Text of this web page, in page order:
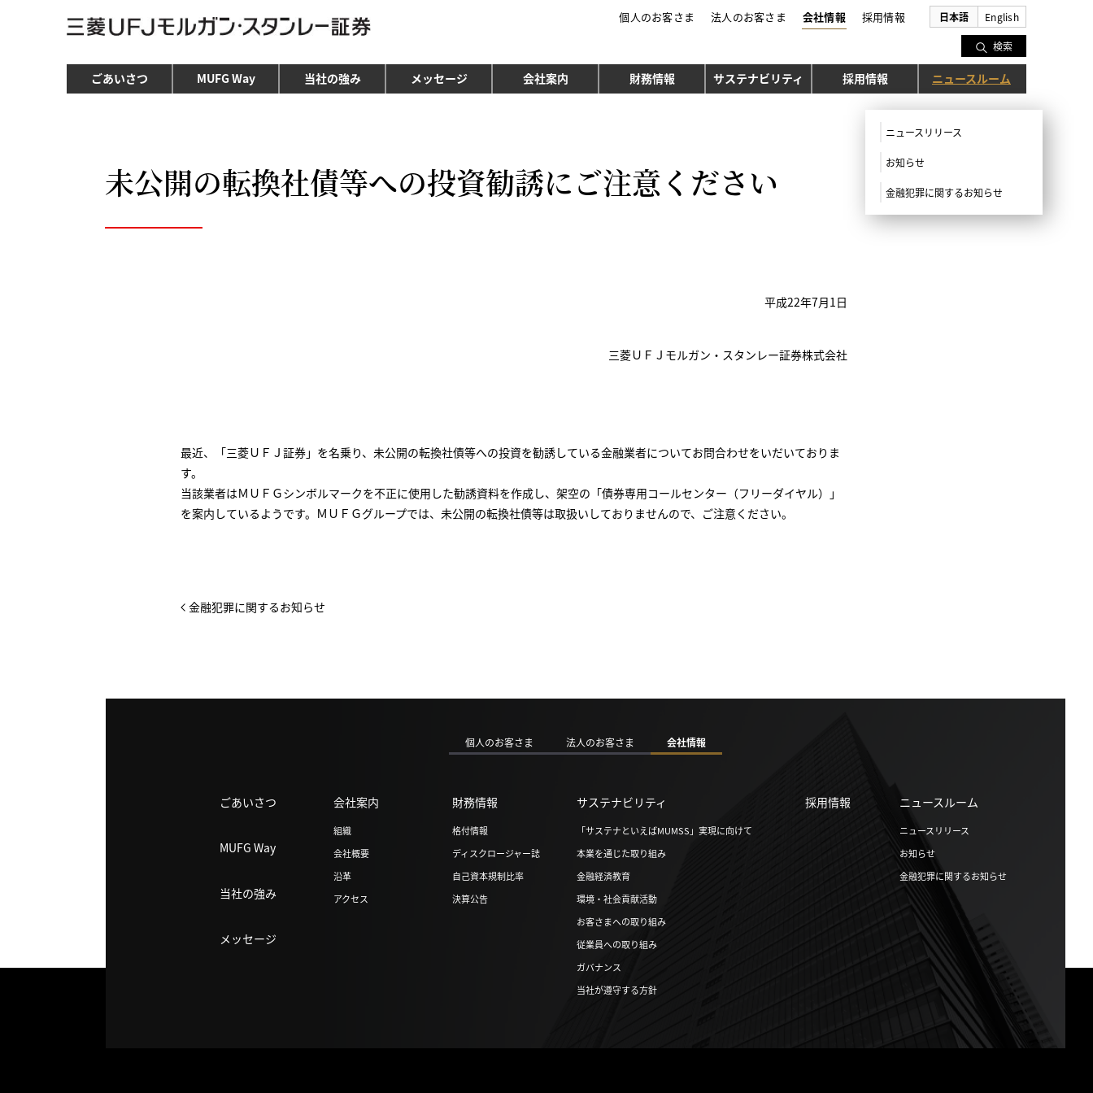
個人のお客さま 法人のお客さま 会社情報 採用情報 日本語 English
検索
ごあいさつ MUFG Way 当社の強み メッセージ 会社案内 財務情報 サステナビリティ 採用情報 ニュースルーム
未公開の転換社債等への投資勧誘にご注意ください
平成22年7月1日
三菱ＵＦＪモルガン・スタンレー証券株式会社
最近、「三菱ＵＦＪ証券」を名乗り、未公開の転換社債等への投資を勧誘している金融業者についてお問合わせをいだいておりま
す。
当該業者はＭＵＦＧシンボルマークを不正に使用した勧誘資料を作成し、架空の「債券専用コールセンター（フリーダイヤル）」
を案内しているようです。ＭＵＦＧグループでは、未公開の転換社債等は取扱いしておりませんので、ご注意ください。
金融犯罪に関するお知らせ
ニュースリリース
お知らせ
金融犯罪に関するお知らせ
個人のお客さま 法人のお客さま 会社情報
ごあいさつ
MUFG Way
当社の強み
メッセージ
会社案内
組織
会社概要
沿革
アクセス
財務情報
格付情報
ディスクロージャー誌
自己資本規制比率
決算公告
サステナビリティ
「サステナといえばMUMSS」実現に向けて
本業を通じた取り組み
金融経済教育
環境・社会貢献活動
お客さまへの取り組み
従業員への取り組み
ガバナンス
当社が遵守する方針
採用情報 ニュースルーム
ニュースリリース
お知らせ
金融犯罪に関するお知らせ